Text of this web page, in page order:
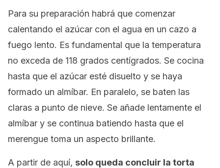
Para su preparación habrá que comenzar
calentando el azúcar con el agua en un cazo a
fuego lento. Es fundamental que la temperatura
no exceda de 118 grados centígrados. Se cocina
hasta que el azúcar esté disuelto y se haya
formado un almíbar. En paralelo, se baten las
claras a punto de nieve. Se añade lentamente el
almíbar y se continua batiendo hasta que el
merengue toma un aspecto brillante.
A partir de aquí, solo queda concluir la torta